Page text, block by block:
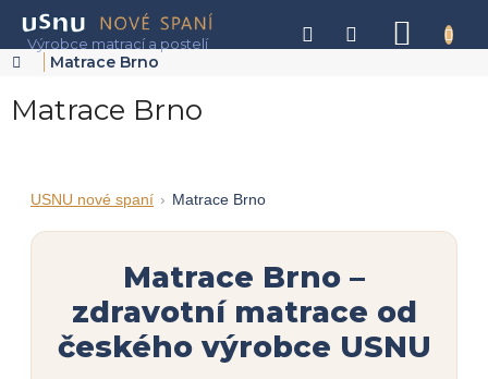
obsah
Domů
Matrace Brno
Matrace Brno
USNU nové spaní Matrace Brno
Matrace Brno –
zdravotní matrace od
českého výrobce USNU